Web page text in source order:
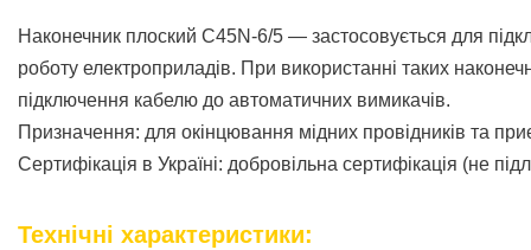
Наконечник плоский С45N-6/5 — застосовується для
роботу електроприладів. При використанні таких
підключення кабелю до автоматичних вимикачів.
Призначення: для окінцювання мідних провідників та
Сертифікація в Україні: добровільна сертифікація (не
Технічні характеристики: